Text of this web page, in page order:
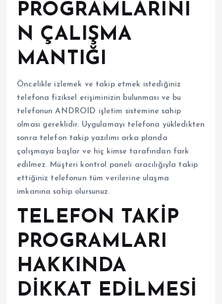
PROGRAMLARINI
N ÇALIŞMA
MANTIĞI
Öncelikle izlemek ve takip etmek istediğiniz
telefona fiziksel erişiminizin bulunması ve bu
telefonun ANDROID işletim sistemine sahip
olması gereklidir. Uygulamayı telefona yükledikten
sonra telefon takip yazılımı arka planda
çalışmaya başlar ve hiç kimse tarafından fark
edilmez. Müşteri kontrol paneli aracılığıyla takip
ettiğiniz telefonun tüm verilerine ulaşma
imkanına sahip olursunuz.
TELEFON TAKİP
PROGRAMLARI
HAKKINDA
DİKKAT EDİLMESİ